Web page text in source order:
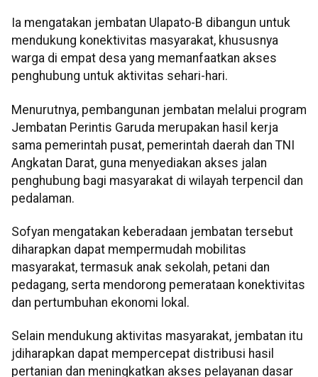
Ia mengatakan jembatan Ulapato-B dibangun untuk
mendukung konektivitas masyarakat, khususnya
warga di empat desa yang memanfaatkan akses
penghubung untuk aktivitas sehari-hari.
Menurutnya, pembangunan jembatan melalui program
Jembatan Perintis Garuda merupakan hasil kerja
sama pemerintah pusat, pemerintah daerah dan TNI
Angkatan Darat, guna menyediakan akses jalan
penghubung bagi masyarakat di wilayah terpencil dan
pedalaman.
Sofyan mengatakan keberadaan jembatan tersebut
diharapkan dapat mempermudah mobilitas
masyarakat, termasuk anak sekolah, petani dan
pedagang, serta mendorong pemerataan konektivitas
dan pertumbuhan ekonomi lokal.
Selain mendukung aktivitas masyarakat, jembatan itu
jdiharapkan dapat mempercepat distribusi hasil
pertanian dan meningkatkan akses pelayanan dasar